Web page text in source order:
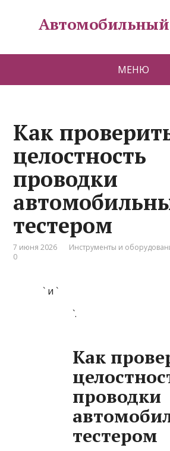
Автомобильный
МЕНЮ
Как
целостность
проводки
тестером
7 июня 2026 Инструменты и
0
` и `
`.
Как
проводки
тестером